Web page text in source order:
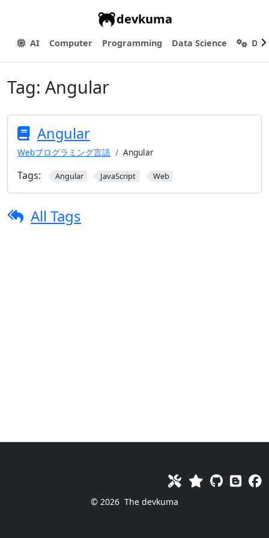
devkuma
AI Computer Programming Data Science
Tag: Angular
Angular
Webプログラミング言語 Angular
Tags: Angular JavaScript Web
All Tags
© 2026 The devkuma